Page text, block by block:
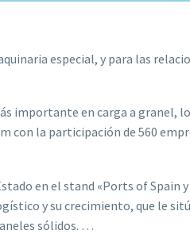
especial, y para las
importante en carga a granel,
con la participación de 560
en el stand «Ports of Spain
y su crecimiento, que le
sólidos. …